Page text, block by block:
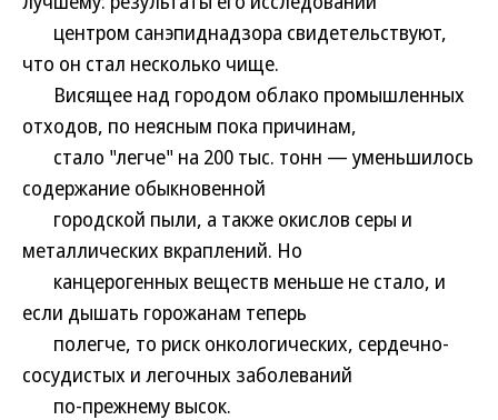
центром санэпиднадзора свидетельствуют,
что он стал несколько чище.
Висящее над городом облако промышленных
отходов, по неясным пока причинам,
стало "легче" на 200 тыс. тонн — уменьшилось
содержание обыкновенной
городской пыли, а также окислов серы и
металлических вкраплений. Но
канцерогенных веществ меньше не стало, и
если дышать горожанам теперь
полегче, то риск онкологических, сердечно-
сосудистых и легочных заболеваний
по-прежнему высок.